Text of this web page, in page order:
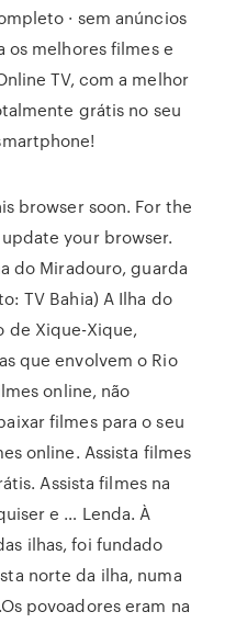
· sem anúncios
os melhores filmes e
TV, com a melhor
grátis no seu
browser soon. For the
your browser.
do Miradouro, guarda
TV Bahia) A Ilha do
de Xique-Xique,
que envolvem o Rio
online, não
filmes para o seu
online. Assista filmes
Assista filmes na
e … Lenda. À
ilhas, foi fundado
norte da ilha, numa
povoadores eram na